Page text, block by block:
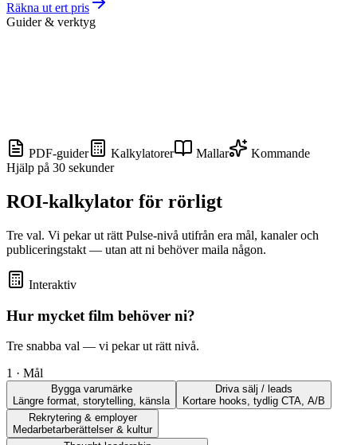
Räkna ut ert pris
Guider & verktyg
PDF-guider Kalkylatorer Mallar
Kommande
Hjälp på 30 sekunder
ROI-kalkylator för rörligt
Tre val. Vi pekar ut rätt Pulse-nivå utifrån era mål, kanaler och
publiceringstakt — utan att ni behöver maila någon.
Interaktiv
Hur mycket film behöver ni?
Tre snabba val — vi pekar ut rätt nivå.
1 · Mål
Bygga varumärke
Längre format, storytelling, känsla
Driva sälj / leads
Kortare hooks, tydlig CTA, A/B
Rekrytering & employer
Medarbetar­berättelser & kultur